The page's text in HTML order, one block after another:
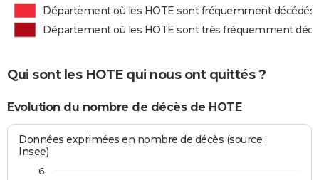
Département où les HOTE sont fréquemment décédés
Département où les HOTE sont très fréquemment
Qui sont les HOTE qui nous ont quittés ?
Evolution du nombre de décès de HOTE
Données exprimées en nombre de décès (source :
Insee)
6